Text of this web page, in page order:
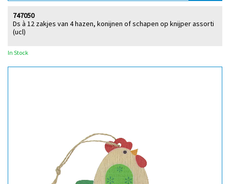
Ds à 12 zakjes van 4 hazen, konijnen of schapen op knijper assorti
(ucl)
747050
In Stock